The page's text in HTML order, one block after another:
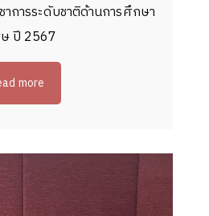
าการระดับชาติด้านการศึกษา
ปี 2567
more